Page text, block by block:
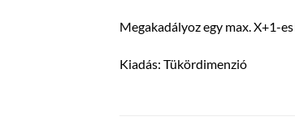
Megakadályoz egy max. X+1-
Kiadás: Tükördimenzió